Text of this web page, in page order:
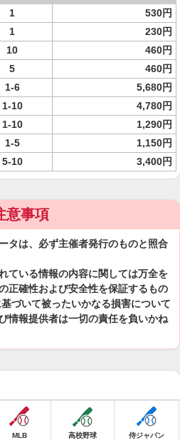
1 530円
1
230円
10
460円
5
460円
1-6
5,680円
1-10 4,780円
1-10
1,290円
1-5
1,150円
5-10
3,400円
意事項
タは、必ず主催者発行のものと照合
ている情報の内容に関しては万全を
正確性および安全性を保証するもの
づいて被ったいかなる損害について
情報提供者は一切の責任を負いかね
MLB 高校野球 侍ジャパン